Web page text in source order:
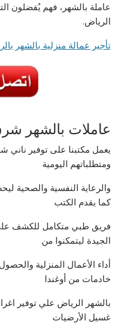
عاملة بالشهر، فهم يُفضلون
الرياض.
تأجير عمالة منزلية بالشهر
عاملات بالشهر
يعمل مكتبنا على توفير ناني
ومتطلباتهم اليومية
والرعاية النفسية والصحية
كما يقدم الكتب
فريق طبي متكامل للكشف علي
الجيدة ليتمكنوا من
أداء الأعمال المنزلية
خادمات من أوغندا
بالشهر الرياض علي توفير
غسيل الأرضيات